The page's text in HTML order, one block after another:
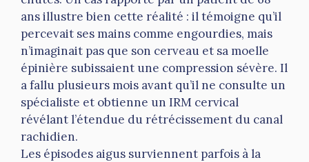
ans illustre bien cette réalité : il témoigne qu’il
percevait ses mains comme engourdies, mais
n’imaginait pas que son cerveau et sa moelle
épinière subissaient une compression sévère. Il
a fallu plusieurs mois avant qu’il ne consulte un
spécialiste et obtienne un IRM cervical
révélant l’étendue du rétrécissement du canal
rachidien.
Les épisodes aigus surviennent parfois à la